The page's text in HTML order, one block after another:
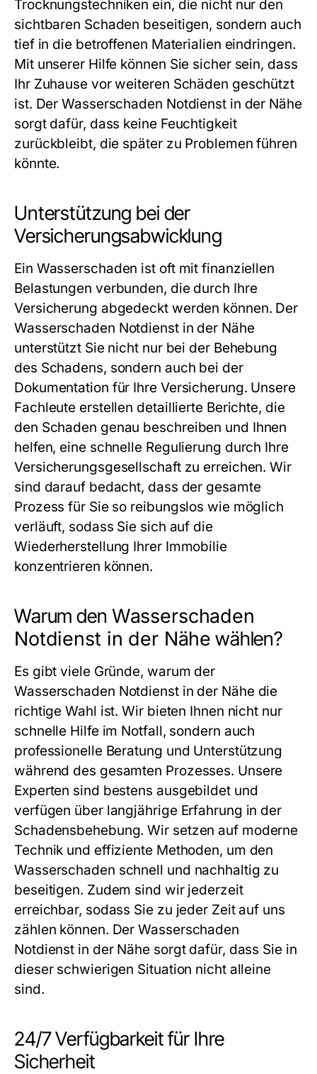
Trocknungstechniken ein, die nicht nur den
sichtbaren Schaden beseitigen, sondern auch
tief in die betroffenen Materialien eindringen.
Mit unserer Hilfe können Sie sicher sein, dass
Ihr Zuhause vor weiteren Schäden geschützt
ist. DerWasserschaden Notdienst in der Nähe
sorgt dafür, dass keine Feuchtigkeit
zurückbleibt, die später zu Problemen führen
könnte.
Unterstützung bei der
Versicherungsabwicklung
Ein Wasserschaden ist oft mit finanziellen
Belastungen verbunden, die durch Ihre
Versicherung abgedeckt werden können. Der
Wasserschaden Notdienst in der Nähe
unterstützt Sie nicht nur bei der Behebung
des Schadens, sondern auch bei der
Dokumentation für Ihre Versicherung. Unsere
Fachleute erstellen detaillierte Berichte, die
den Schaden genau beschreiben und Ihnen
helfen, eine schnelle Regulierung durch Ihre
Versicherungsgesellschaft zu erreichen. Wir
sind darauf bedacht, dass der gesamte
Prozess für Sie so reibungslos wie möglich
verläuft, sodass Sie sich auf die
Wiederherstellung Ihrer Immobilie
konzentrieren können.
Warum den Wasserschaden
Notdienst in der Nähe wählen?
Es gibt viele Gründe, warum der
Wasserschaden Notdienst in der Nähedie
richtige Wahl ist. Wir bieten Ihnen nicht nur
schnelle Hilfe im Notfall, sondern auch
professionelle Beratung und Unterstützung
während des gesamten Prozesses. Unsere
Experten sind bestens ausgebildet und
verfügen über langjährige Erfahrung in der
Schadensbehebung. Wir setzen auf moderne
Technik und effiziente Methoden, um den
Wasserschaden schnell und nachhaltig zu
beseitigen. Zudem sind wir jederzeit
erreichbar, sodass Sie zu jeder Zeit auf uns
zählen können. DerWasserschaden
Notdienst in der Nähe sorgt dafür, dass Sie in
dieser schwierigen Situation nicht alleine
sind.
24/7 Verfügbarkeit für Ihre
Sicherheit